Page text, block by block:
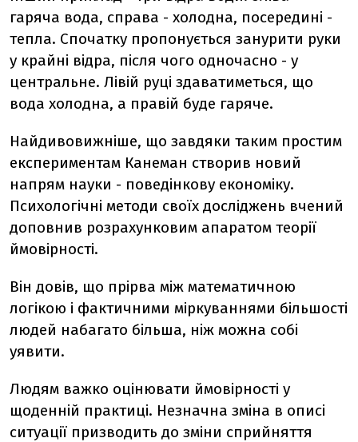
гаряча вода, справа - холодна, посередині -
тепла. Спочатку пропонується занурити руки
у крайні відра, після чого одночасно - у
центральне. Лівій руці здаватиметься, що
вода холодна, а правій буде гаряче.
Найдивовижніше, що завдяки таким простим
експериментам Канеман створив новий
напрям науки - поведінкову економіку.
Психологічні методи своїх досліджень вчений
доповнив розрахунковим апаратом теорії
ймовірності.
Він довів, що прірва між математичною
логікою і фактичними міркуваннями більшості
людей набагато більша, ніж можна собі
уявити.
Людям важко оцінювати ймовірності у
щоденній практиці. Незначна зміна в описі
ситуації призводить до зміни сприйняття